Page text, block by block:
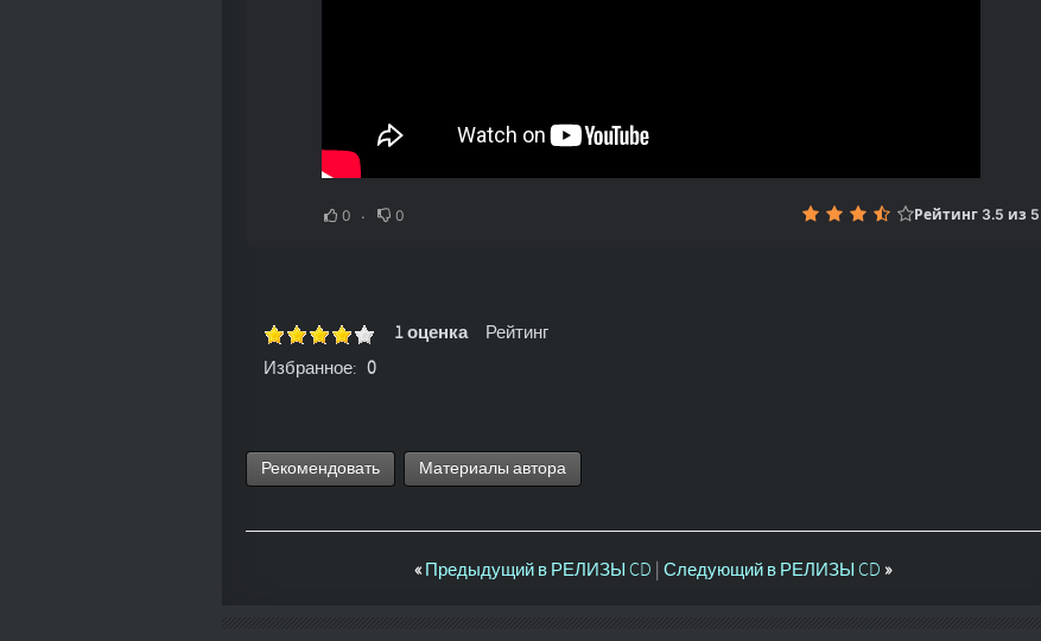
0 0 Рейтинг 3.5 из 5
Рейтинг
1 оценка
Избранное: 0
Рекомендовать Материалы автора
«Предыдущий в РЕЛИЗЫ CD Следующий в РЕЛИЗЫ CD »